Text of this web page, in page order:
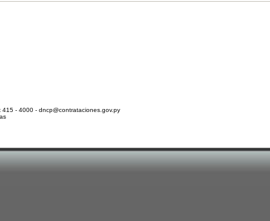
- 4000 - dncp@contrataciones.gov.py